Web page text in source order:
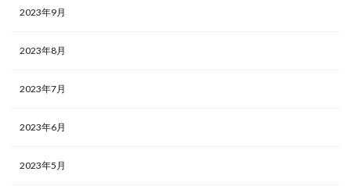
2023年9月
2023年8月
2023年7月
2023年6月
2023年5月